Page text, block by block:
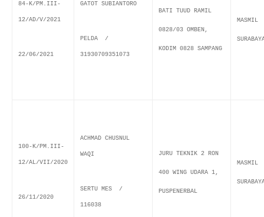
84-K/PM.III-
12/AD/V/2021
22/06/2021
GATOT SUBIANTORO
PELDA /
31930709351073
BATI TUUD RAMIL
0828/03 OMBEN,
KODIM 0828 SAMPANG
MASMIL
100-K/PM.III-
12/AL/VII/2020
26/11/2020
ACHMAD CHUSNUL
WAQI
SERTU MES /
116038
JURU TEKNIK 2 RON
400 WING UDARA 1,
PUSPENERBAL
MASMIL